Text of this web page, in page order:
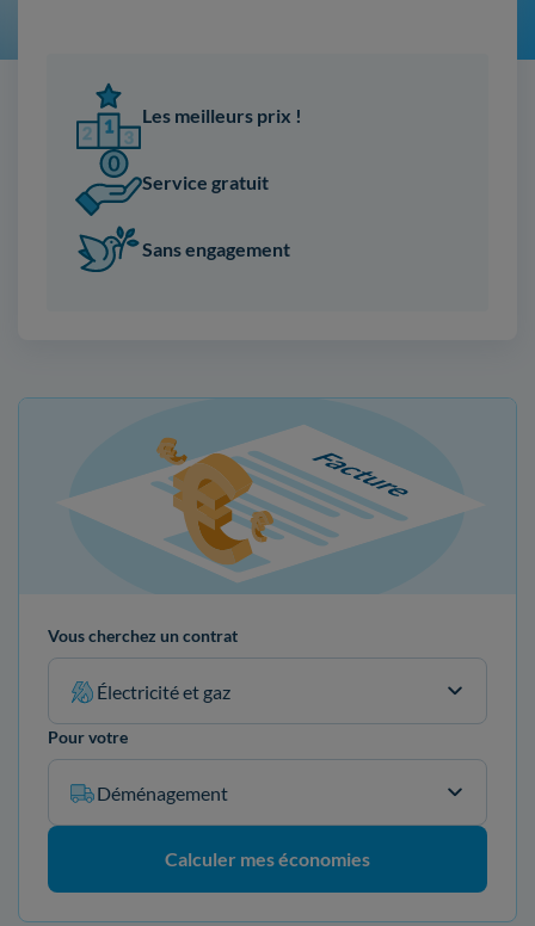
Les meilleurs prix !
Service gratuit
Sans engagement
Vous cherchez un contrat
Électricité et gaz
Pour votre
Déménagement
Calculer mes économies